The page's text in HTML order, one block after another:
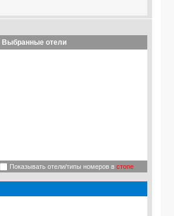
Показывать отели/типы номеров в стопе
Выбранные отели